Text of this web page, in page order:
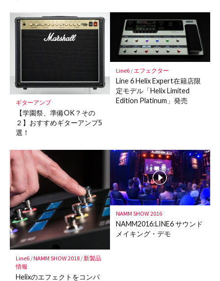
ギターアンプ
【学園祭、準備OK？その
２】おすすめギターアンプ5
選！
Line6/ エフェクター
Line 6 Helix Expert在籍店限
定モデル「Helix Limited
Edition Platinum」発売
Line6/NAMM SHOW 2018/新製品
情報
Helixのエフェクトをコンパ
NAMM SHOW 2016
NAMM2016:LINE6 サウンド
メイキング・デモ